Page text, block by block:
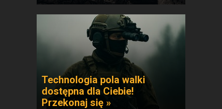
Technologia pola walki
dostępna dla Ciebie!
Przekonaj się »